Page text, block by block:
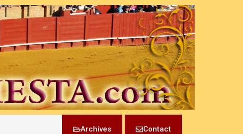
Archives Contact